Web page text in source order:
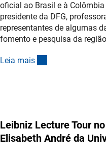
oficial ao Brasil e à
presidente da DFG,
representantes de algumas
fomento e pesquisa da
Leia mais
Leibniz Lecture Tour
Elisabeth André da